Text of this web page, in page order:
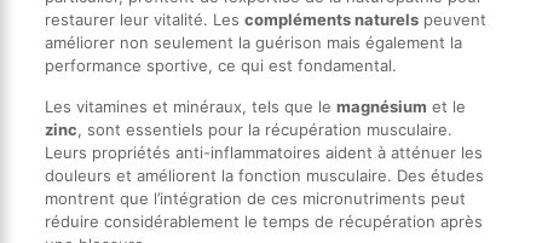
restaurer leur vitalité. Les compléments naturelspeuvent
améliorer non seulement la guérison mais également la
performance sportive, ce qui est fondamental.
Les vitamines et minéraux, tels que le magnésium et le
zinc, sont essentiels pour la récupération musculaire.
Leurs propriétés anti-inflammatoires aident à atténuer les
douleurs et améliorent la fonction musculaire. Des études
montrent que l’intégration de ces micronutriments peut
réduire considérablement le temps de récupération après